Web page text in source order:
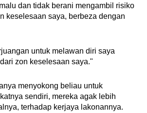
dan tidak berani mengambil risiko
keselesaan saya, berbeza dengan
untuk melawan diri saya
zon keselesaan saya."
menyokong beliau untuk
sendiri, mereka agak lebih
terhadap kerjaya lakonannya.